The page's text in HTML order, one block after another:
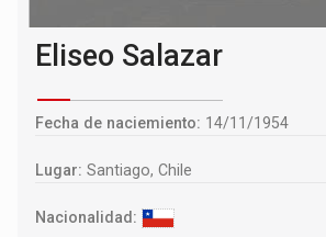
Eliseo Salazar
Fecha de naciemiento: 14/11/1954
Lugar: Santiago, Chile
Nacionalidad: